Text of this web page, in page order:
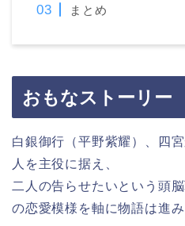
まとめ
おもなストーリー
白銀御行（平野紫耀）、四
人を主役に据え、
二人の告らせたいという頭
の恋愛模様を軸に物語は進み